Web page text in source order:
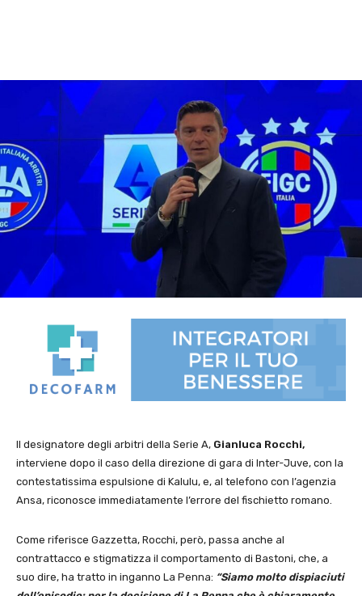
Il designatore degli arbitri della Serie A, Gianluca Rocchi,
interviene dopo il caso della direzione di gara di Inter-Juve, con la
contestatissima espulsione di Kalulu, e, al telefono con l’agenzia
Ansa, riconosce immediatamente l’errore del fischietto romano.
Come riferisce Gazzetta, Rocchi, però, passa anche al
contrattacco e stigmatizza il comportamento di Bastoni, che, a
suo dire, ha tratto in inganno La Penna: “Siamo molto dispiaciuti